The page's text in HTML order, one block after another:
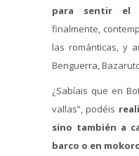
para sentir el
finalmente,
las románticas, y
Benguerra,
¿Sabíais que en
vallas”, podéis
sino también a
barco o en